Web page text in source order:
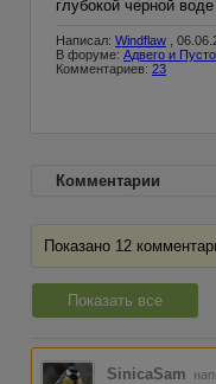
глубокой черной
Написал: Windflaw ,
В форуме: Адвего и
Комментариев: 23
Комментарии
Показано 12
Показать все
SinicaSam